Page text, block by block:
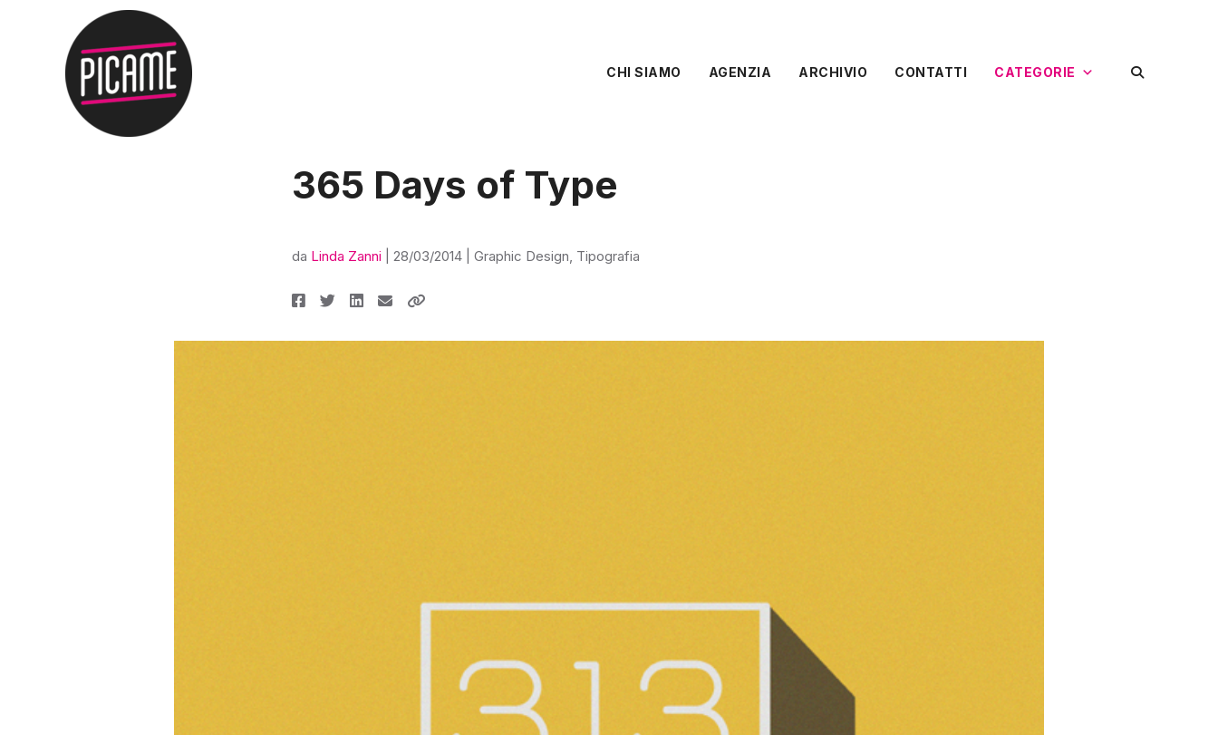
CHI SIAMO AGENZIA ARCHIVIO CONTATTI CATEGORIE
365 Days of Type
da Linda Zanni 28/03/2014 Graphic Design, Tipografia